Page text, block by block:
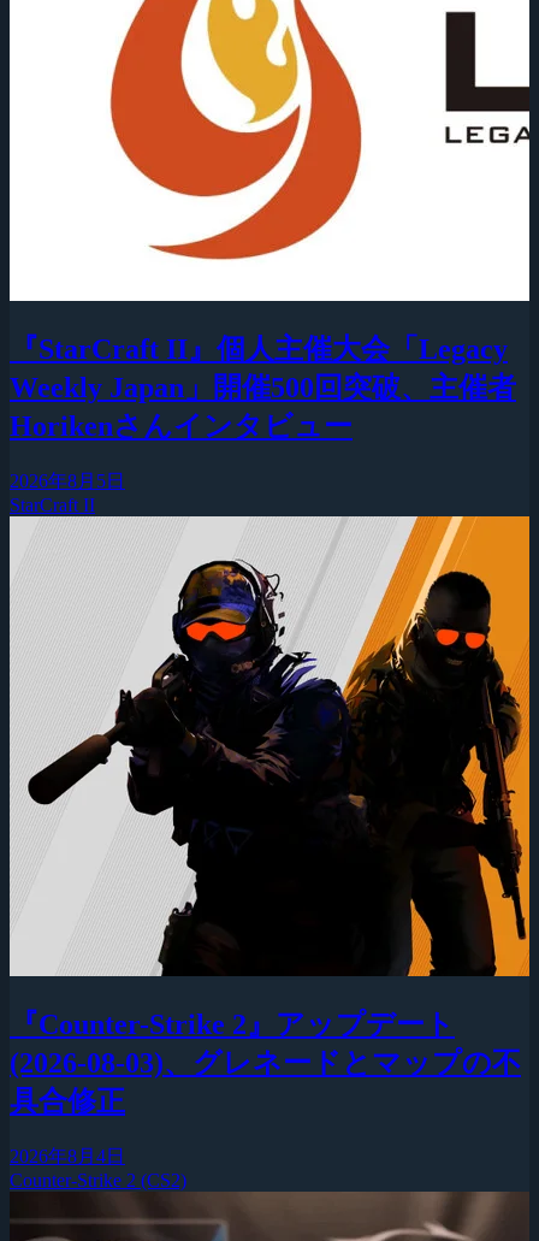
『StarCraft II』個人主催大会「Legacy
Weekly Japan」開催500回突破、主催者
Horikenさんインタビュー
2026年8月5日
StarCraft II
『Counter-Strike 2』アップデート
(2026-08-03)、グレネードとマップの不
具合修正
2026年8月4日
Counter-Strike 2 (CS2)